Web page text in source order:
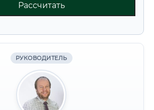
Рассчитать
РУКОВОДИТЕЛЬ